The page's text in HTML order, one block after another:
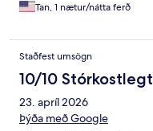
Tan, 1 nætur/nátta ferð
Staðfest umsögn
10/10 Stórkostlegt
23. apríl 2026
Þýða með Google